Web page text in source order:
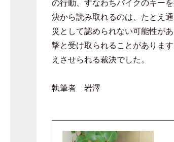
の行動、すなわちバイクのキー
決から読み取れるのは、たとえ
災として認められない可能性が
撃と受け取られることがありま
えさせられる裁決でした。
執筆者 岩澤